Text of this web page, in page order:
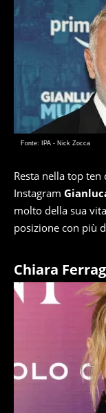
Fonte: IPA - Nick Zocca
Resta nella top
Instagram
molto della sua
posizione con più
Chiara